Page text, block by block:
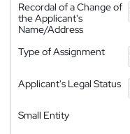
Recordal of a Change of
the Applicant's
Name/Address
Type of Assignment
Applicant's Legal Status
Small Entity